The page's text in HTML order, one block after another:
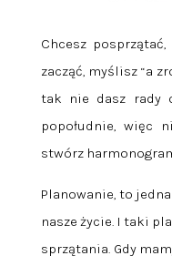
Chcesz
zacząć, myślisz “a
tak nie dasz rady
popołudnie, więc
stwórz
Planowanie, to
nasze życie. I taki
sprzątania. Gdy